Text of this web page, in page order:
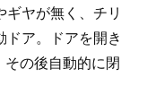
ヤが無く、チリ
ア。ドアを開き
の後自動的に閉